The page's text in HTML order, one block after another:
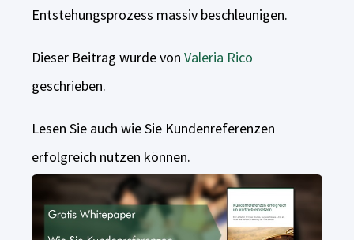
Entstehungsprozess massiv beschleunigen.
Dieser Beitrag wurde von Valeria Rico
geschrieben.
Lesen Sie auch wie Sie Kundenreferenzen
erfolgreich nutzen können.